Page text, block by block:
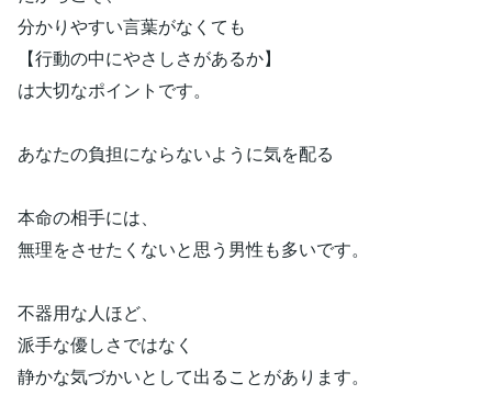
分かりやすい言葉がなくても
【行動の中にやさしさがあるか】
は大切なポイントです。
あなたの負担にならないように気を配る
本命の相手には、
無理をさせたくないと思う男性も多いです。
不器用な人ほど、
派手な優しさではなく
静かな気づかいとして出ることがあります。